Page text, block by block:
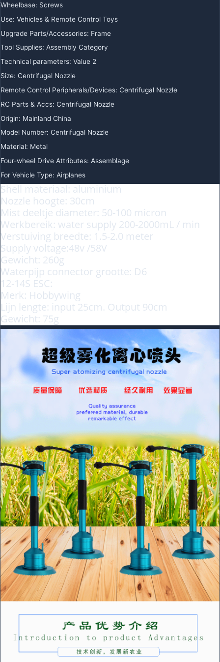
Wheelbase: Screws
Use: Vehicles & Remote Control Toys
Upgrade Parts/Accessories: Frame
Tool Supplies: Assembly Category
Technical parameters: Value 2
Size: Centrifugal Nozzle
Remote Control Peripherals/Devices: Centrifugal Nozzle
RC Parts & Accs: Centrifugal Nozzle
Origin: Mainland China
Model Number: Centrifugal Nozzle
Material: Metal
Four-wheel Drive Attributes: Assemblage
For Vehicle Type: Airplanes
Shell materiaal: aluminium
Nozzle hoogte: 30cm
Mist deeltje diameter: 50-100 micron
Werkbereik: water supply 200-2000mL / min
Verstuiving breedte: 1.5-2.0 meter
Supply voltage:48v /58V
Gewicht: 260g
Waterpijp connector grootte: D6
12-14S ESC:
Merk: Hobbywing
Lijn lengte: input 25cm. Output 90cm
Gewicht: 75g